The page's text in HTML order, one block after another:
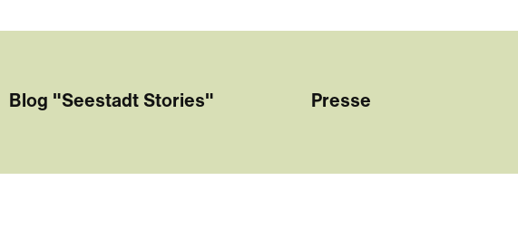
Blog "Seestadt Stories" Presse